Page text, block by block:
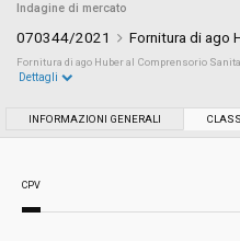
Indagine di mercato
070344/2021 Fornitura di ago
Fornitura di ago Huber al Comprensorio
Svolgimento:
Dettagli
INFORMAZIONI GENERALI
CPV